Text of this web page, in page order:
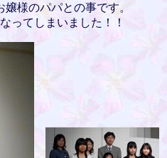
様のパパとの事です。
ってしまいました！！